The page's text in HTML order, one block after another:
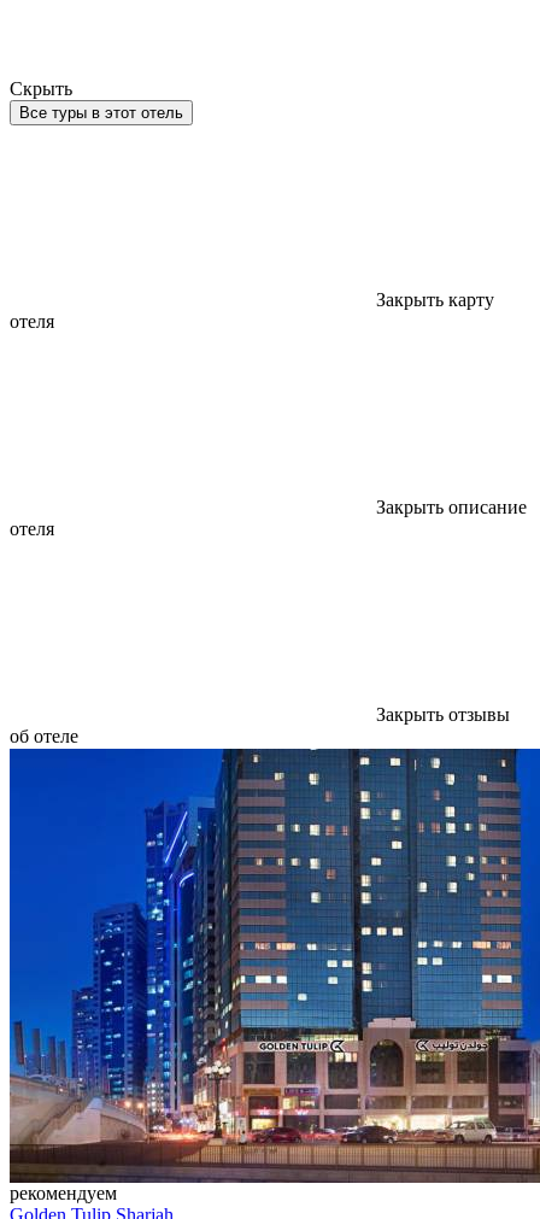
Скрыть
Все туры в этот отель
Закрыть карту
отеля
Закрыть описание
отеля
Закрыть отзывы
об отеле
рекомендуем
Golden Tulip Sharjah